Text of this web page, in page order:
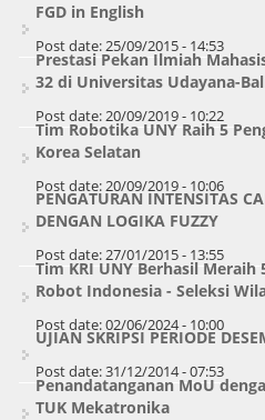
FGD in English
Post date:25/09/2015 - 14:53
Prestasi Pekan Ilmiah
32 di Universitas Udayana-
Post date:20/09/2019 - 10:22
Tim Robotika UNY Raih 5
Korea Selatan
Post date:20/09/2019 - 10:06
PENGATURAN INTENSITAS
DENGAN LOGIKA FUZZY
Post date:27/01/2015 - 13:55
Tim KRI UNY Berhasil Meraih
Robot Indonesia - Seleksi
Post date:02/06/2024 - 10:00
UJIAN SKRIPSI PERIODE
Post date:31/12/2014 - 07:53
Penandatanganan MoU
TUK Mekatronika